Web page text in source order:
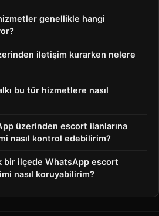
genellikle hangi
iletişim kurarken nelere
bu tür hizmetlere nasıl
üzerinden escort ilanlarına
nasıl kontrol edebilirim?
bir ilçede WhatsApp escort
nasıl koruyabilirim?